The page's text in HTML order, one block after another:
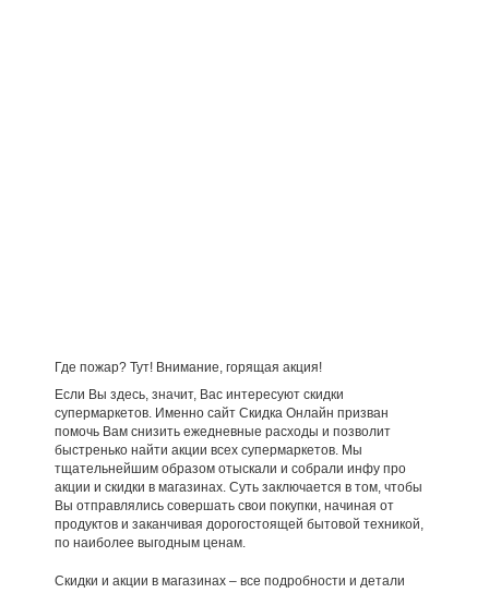
Где пожар? Тут! Внимание, горящая акция!
Если Вы здесь, значит, Вас интересуют скидки
супермаркетов. Именно сайт Скидка Онлайн призван
помочь Вам снизить ежедневные расходы и позволит
быстренько найти акции всех супермаркетов. Мы
тщательнейшим образом отыскали и собрали инфу про
акции и скидки в магазинах. Суть заключается в том, чтобы
Вы отправлялись совершать свои покупки, начиная от
продуктов и заканчивая дорогостоящей бытовой техникой,
по наиболее выгодным ценам.
Скидки и акции в магазинах – все подробности и детали